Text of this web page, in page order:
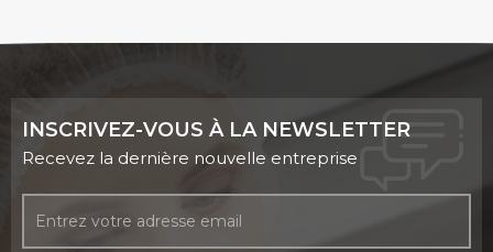
INSCRIVEZ-VOUS À LA NEWSLETTER
Recevez la dernière nouvelle entreprise